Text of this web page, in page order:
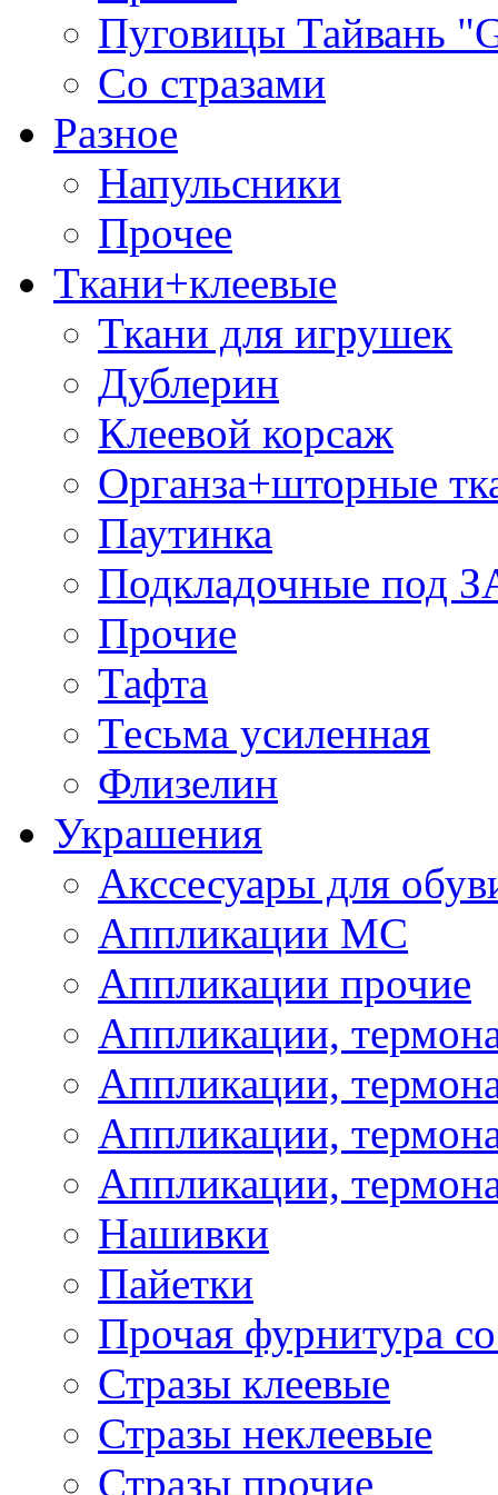
Пуговицы Тайвань
Со стразами
Разное
Напульсники
Прочее
Ткани+клеевые
Ткани для игрушек
Дублерин
Клеевой корсаж
Органза+шторные
Паутинка
Подкладочные под
Прочие
Тафта
Тесьма усиленная
Флизелин
Украшения
Акссесуары для
Аппликации МС
Аппликации прочие
Аппликации,
Аппликации,
Аппликации,
Аппликации,
Нашивки
Пайетки
Прочая фурнитура
Стразы клеевые
Стразы неклеевые
Стразы прочие